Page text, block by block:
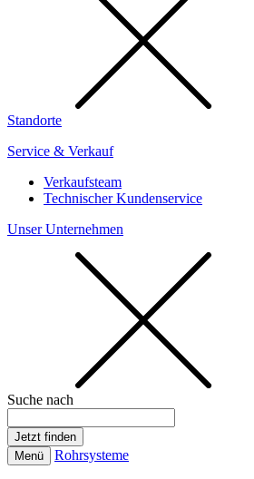
Standorte
Service & Verkauf
Verkaufsteam
Technischer Kundenservice
Unser Unternehmen
Suche nach
Menü Rohrsysteme